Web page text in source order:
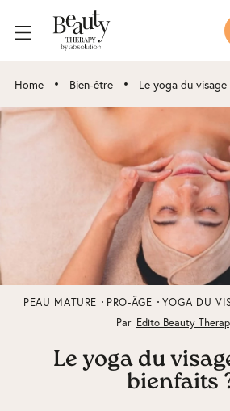
Home • Bien-être • Le yoga du
PEAU MATURE PRO-ÂGE YOGA DU
Par Edito Beauty
Le yoga du
bienfaits